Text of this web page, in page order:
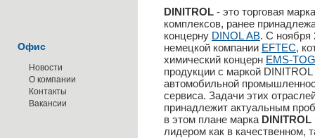
Офис
Новости
О компании
Контакты
Вакансии
DINITROL - это торговая
комплексов, ранее
концерну DINOL АВ. С ноября
немецкой компании EFTEC,
химический концерн EMS-
продукции с маркой
автомобильной
сервиса. Задачи этих
принадлежит актуальным
в этом плане марка DINITROL
лидером как в качественном,